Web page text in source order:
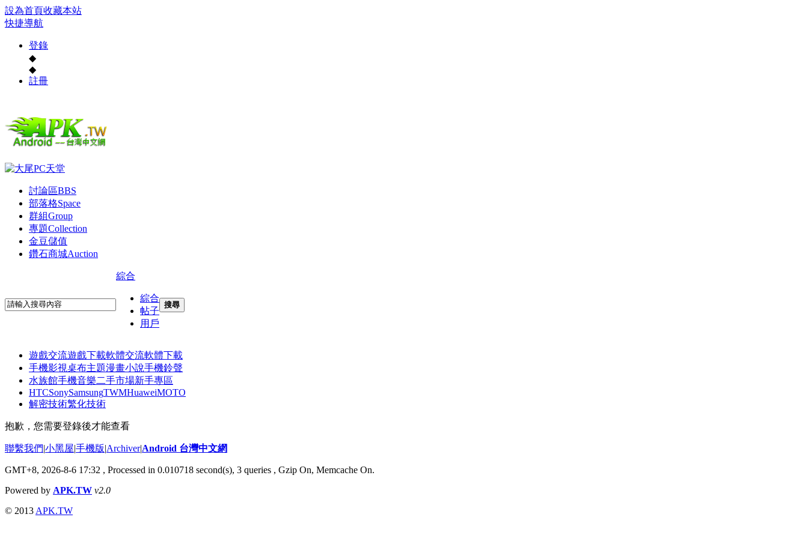
設為首頁收藏本站
快捷導航
登錄
◆
◆
註冊
討論區BBS
部落格Space
群組Group
專題Collection
金豆儲值
鑽石商城Auction
綜合
綜合
帖子
用戶
搜尋
遊戲交流遊戲下載軟體交流軟體下載
手機影視桌布主題漫畫小說手機鈴聲
水族館手機音樂二手市場新手專區
HTCSonySamsungTWMHuaweiMOTO
解密技術繁化技術
抱歉，您需要登錄後才能查看
聯繫我們|小黑屋|手機版|Archiver|Android 台灣中文網
GMT+8, 2026-8-6 17:32 , Processed in 0.010718 second(s), 3 queries , Gzip On, Memcache On.
Powered by APK.TW v2.0
© 2013 APK.TW